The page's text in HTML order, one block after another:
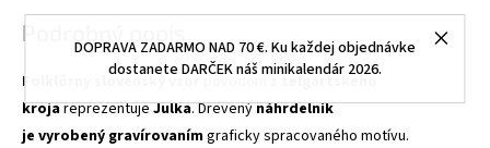
DOPRAVA ZADARMO NAD 70 €. Ku každej objednávke
dostanete DARČEK náš minikalendár 2026.
Podrobný popis
Folklórny slovenský vzor pôvodomz telgártskeho
krojareprezentujeJulka. Drevenýnáhrdelník
je vyrobený gravírovanímgraficky spracovaného motívu.